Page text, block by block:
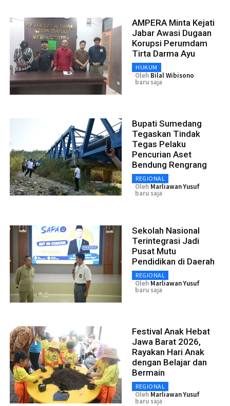
AMPERA Minta Kejati
Jabar Awasi Dugaan
Korupsi Perumdam
Tirta Darma Ayu
HUKUM
Oleh Bilal Wibisono
baru saja
Bupati Sumedang
Tegaskan Tindak
Tegas Pelaku
Pencurian Aset
Bendung Rengrang
REGIONAL
Oleh Marliawan Yusuf
baru saja
Sekolah Nasional
Terintegrasi Jadi
Pusat Mutu
Pendidikan di Daerah
REGIONAL
Oleh Marliawan Yusuf
baru saja
Festival Anak Hebat
Jawa Barat 2026,
Rayakan Hari Anak
dengan Belajar dan
Bermain
REGIONAL
Oleh Marliawan Yusuf
baru saja